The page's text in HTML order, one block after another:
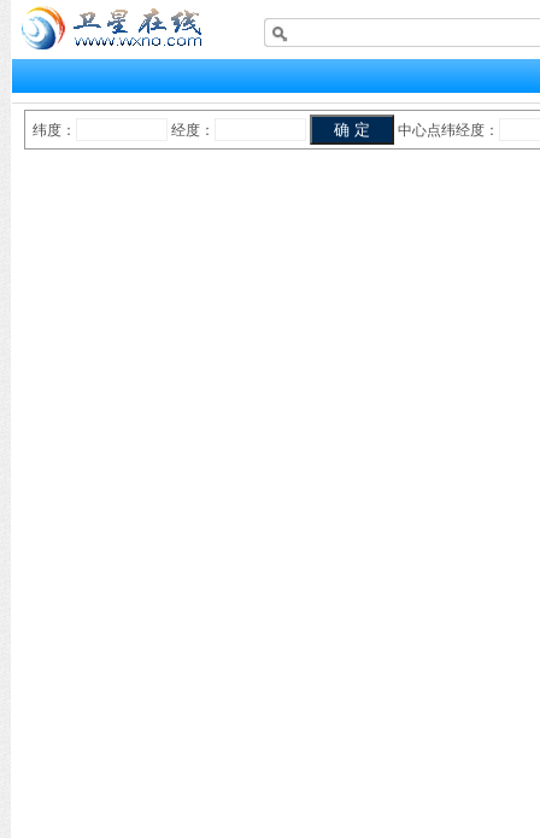
纬度： 经度： 中心点纬经度：